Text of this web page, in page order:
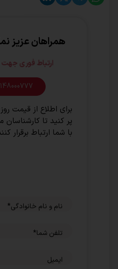
همراهان عزیز
ارتباط فوری
برای اطلاع از قیمت
پر کنید تا
با شما ارتباط برقرار
نام و نام خانوادگی*
تلفن شما*
ایمیل